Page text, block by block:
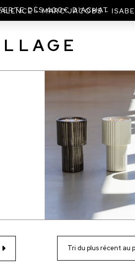
- MARC JACOBS -
L L AG E